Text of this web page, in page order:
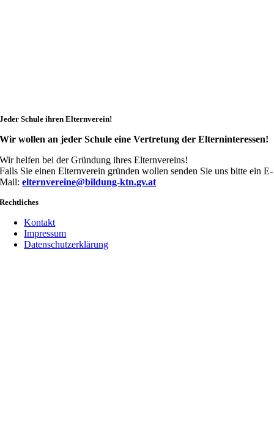
Jeder Schule ihren Elternverein!
Wir wollen an jeder Schule eine Vertretung der Elterninteressen!
Wir helfen bei der Gründung ihres Elternvereins!
Falls Sie einen Elternverein gründen wollen senden Sie uns bitte ein E-
Mail:elternvereine@bildung-ktn.gv.at
Rechtliches
Kontakt
Impressum
Datenschutzerklärung